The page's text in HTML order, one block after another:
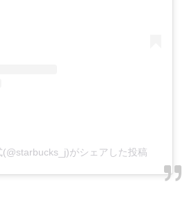
(@starbucks_j)がシェアした投稿